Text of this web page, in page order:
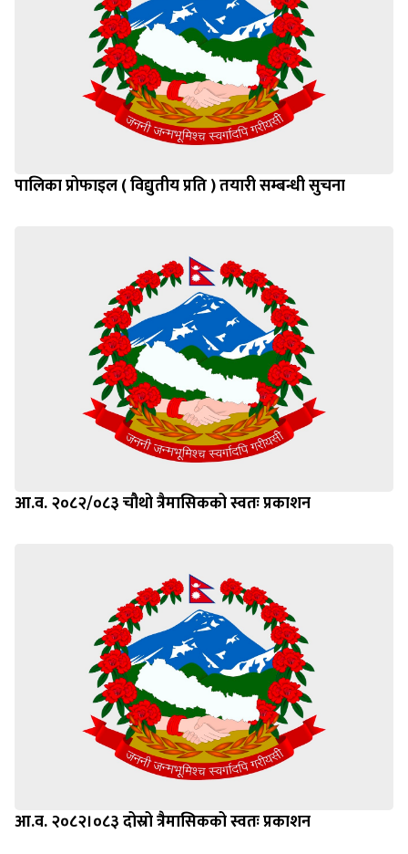
पालिका प्रोफाइल ( विद्युतीय प्रति ) तयारी सम्बन्धी सुचना
आ.व. २०८२/०८३ चौथो त्रैमासिकको स्वतः प्रकाशन
आ.व. २०८२।०८३ दोस्रो त्रैमासिकको स्वतः प्रकाशन